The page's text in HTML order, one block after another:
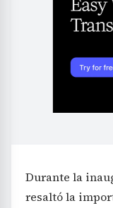
Durante la
resaltó la